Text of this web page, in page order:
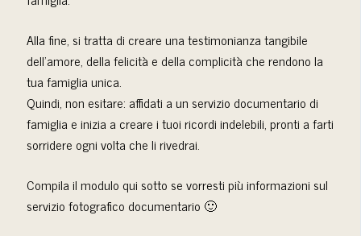
Alla fine, si tratta di creare una testimonianza tangibile
dell’amore, della felicità e della complicità che rendono la
tua famiglia unica.
Quindi, non esitare: affidati a un servizio documentario di
famiglia e inizia a creare i tuoi ricordi indelebili, pronti a farti
sorridere ogni volta che li rivedrai.
Compila il modulo qui sotto se vorresti più informazioni sul
servizio fotografico documentario 🙂